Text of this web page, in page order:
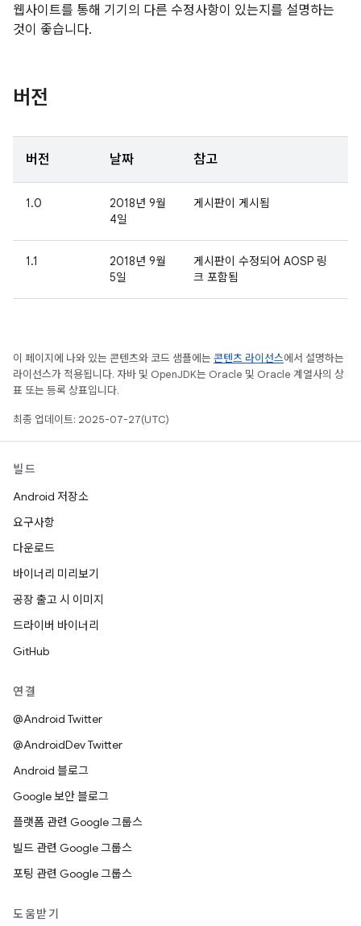
웹사이트를 통해 기기의 다른 수정사항이 있는지를 설명하는
것이 좋습니다.
버전
버전 날짜 참고
1.0
2018년 9월
4일
게시판이 게시됨
1.1
2018년 9월
5일
게시판이 수정되어 AOSP 링
크 포함됨
이 페이지에 나와 있는 콘텐츠와 코드 샘플에는 콘텐츠 라이선스에서 설명하는
라이선스가 적용됩니다. 자바 및 OpenJDK는 Oracle 및 Oracle 계열사의 상
표 또는 등록 상표입니다.
최종 업데이트: 2025-07-27(UTC)
빌드
Android 저장소
요구사항
다운로드
바이너리 미리보기
공장 출고 시 이미지
드라이버 바이너리
GitHub
연결
@Android Twitter
@AndroidDev Twitter
Android 블로그
Google 보안 블로그
플랫폼 관련 Google 그룹스
빌드 관련 Google 그룹스
포팅 관련 Google 그룹스
도움받기